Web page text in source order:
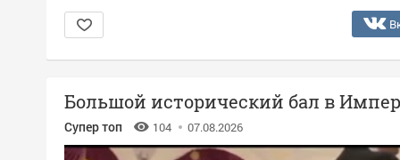
Большой исторический бал в
Супер топ 104 07.08.2026